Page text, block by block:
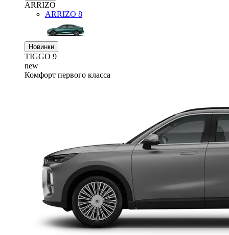
ARRIZO
ARRIZO 8
Новинки
TIGGO 9
new
Комфорт первого класса